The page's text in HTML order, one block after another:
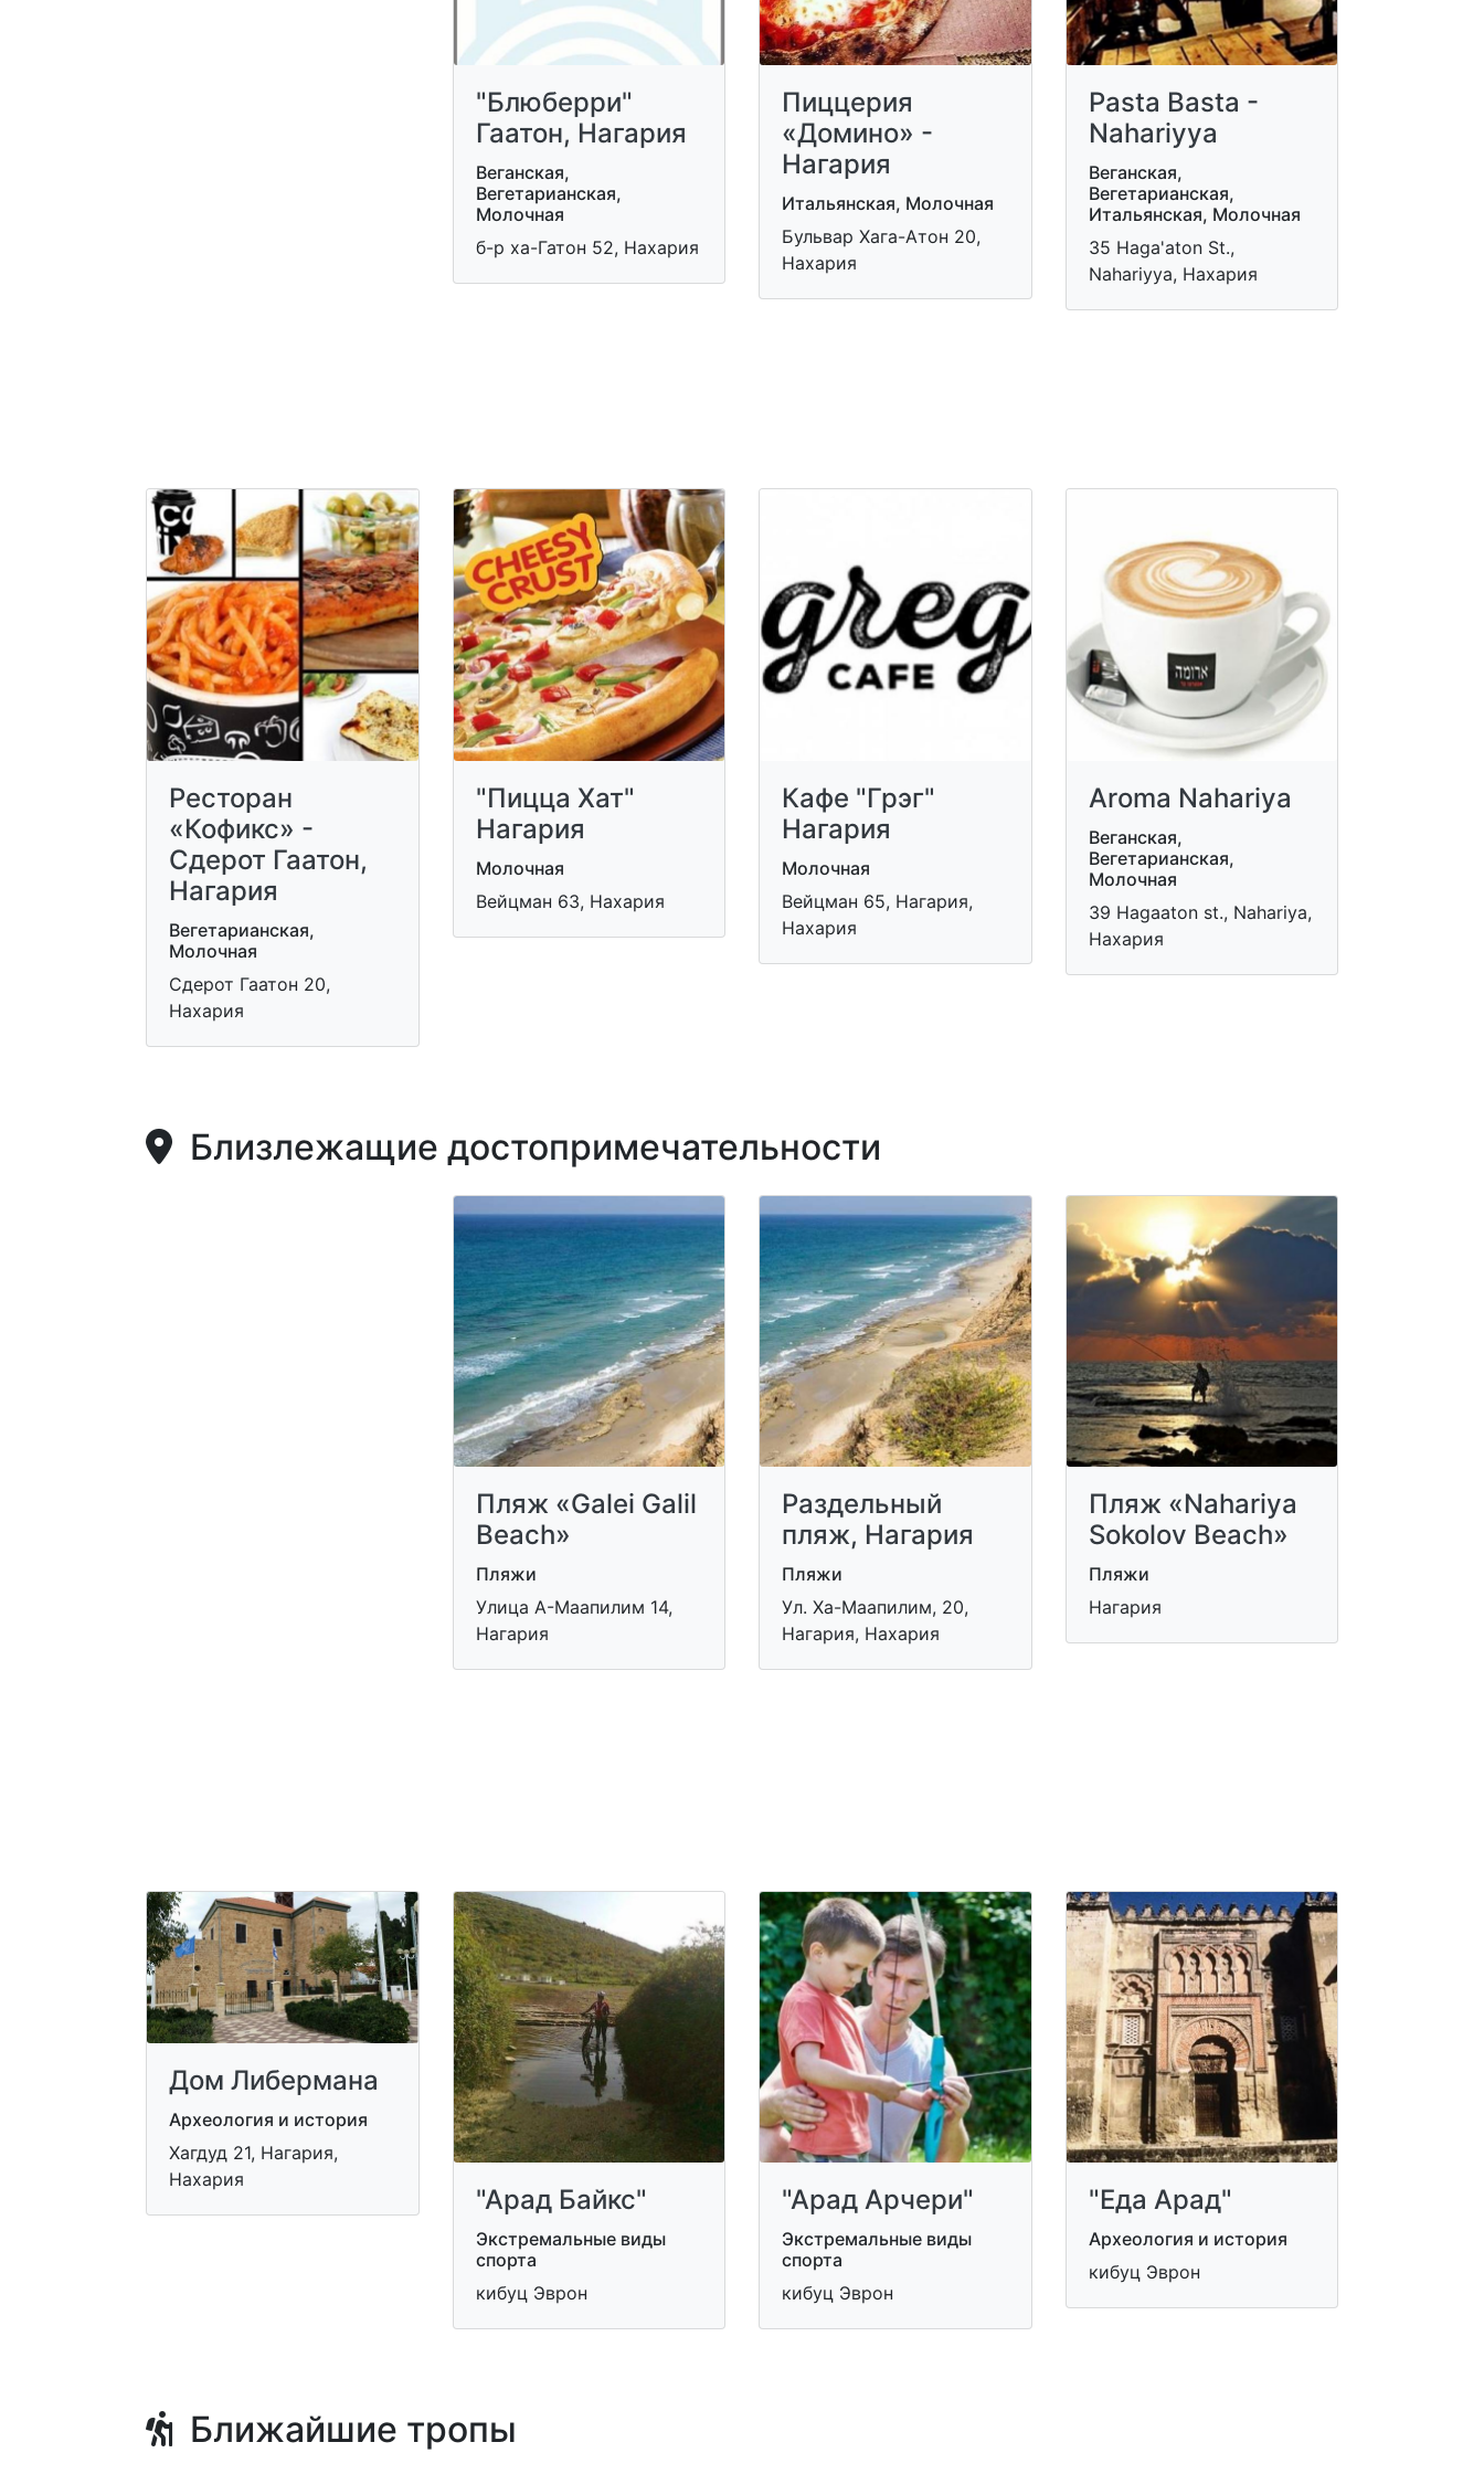
"Блюберри"
Гаатон, Нагария
Веганская,
Вегетарианская,
Молочная
б-р ха-Гатон 52, Нахария
Пиццерия
«Домино» -
Нагария
Итальянская, Молочная
Бульвар Хага-Атон 20,
Нахария
Pasta Basta -
Nahariyya
Веганская,
Вегетарианская,
Итальянская, Молочная
35 Haga'aton St.,
Nahariyya, Нахария
Ресторан
«Кофикс» -
Сдерот Гаатон,
Нагария
Вегетарианская,
Молочная
Сдерот Гаатон 20,
Нахария
"Пицца Хат"
Нагария
Молочная
Вейцман 63, Нахария
Кафе "Грэг"
Нагария
Молочная
Вейцман 65, Нагария,
Нахария
Aroma Nahariya
Веганская,
Вегетарианская,
Молочная
39 Hagaaton st., Nahariya,
Нахария
Близлежащие достопримечательности
Пляж «Galei Galil
Beach»
Пляжи
Улица А-Маапилим 14,
Нагария
Раздельный
пляж, Нагария
Пляжи
Ул. Ха-Маапилим, 20,
Нагария, Нахария
Пляж «Nahariya
Sokolov Beach»
Пляжи
Нагария
Дом Либермана
Археология и история
Хагдуд 21, Нагария,
Нахария
"Арад Байкс"
Экстремальные виды
спорта
кибуц Эврон
"Арад Арчери"
Экстремальные виды
спорта
кибуц Эврон
"Еда Арад"
Археология и история
кибуц Эврон
Ближайшие тропы